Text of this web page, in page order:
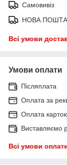
Самовивіз
НОВА ПОШТА
Всі умови
Умови оплати
Післяплата
Оплата за
Оплата
Виставляємо
Всі умови